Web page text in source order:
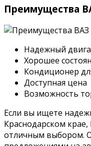
Преимущества
Надежный
Хорошее
Кондиционер
Доступная цена
Возможность
Если вы ищете
Краснодарском
отличным выбором.